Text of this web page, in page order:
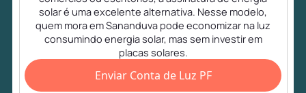
solar é uma excelente alternativa. Nesse modelo,
quem mora em Sananduva pode economizar na luz
consumindo energia solar, mas sem investir em
placas solares.
Enviar Conta de Luz PF